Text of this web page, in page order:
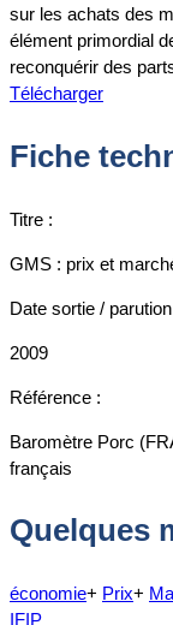
sur les achats des
élément primordial
reconquérir des
Télécharger
Fiche
Titre :
GMS : prix et
Date sortie /
2009
Référence :
Baromètre Porc
français
Quelques
économie+ Prix+
IFIP